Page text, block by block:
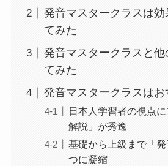
発音マスタークラスは
てみた
発音マスタークラスと他
てみた
発音マスタークラスはお
日本人学習者の視点
解説」が秀逸
基礎から上級まで「
つに凝縮